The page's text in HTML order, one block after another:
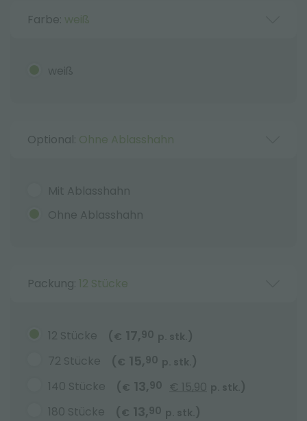
Farbe: weiß
weiß
Optional: Ohne Ablasshahn
Mit Ablasshahn
Ohne Ablasshahn
Packung: 12 Stücke
12 Stücke ( € 17, 90 p. stk. )
72 Stücke
( € 15, 90 p. stk. )
140 Stücke
( € 13, 90 € 15,90 p. stk. )
180 Stücke
( € 13, 90 p. stk. )